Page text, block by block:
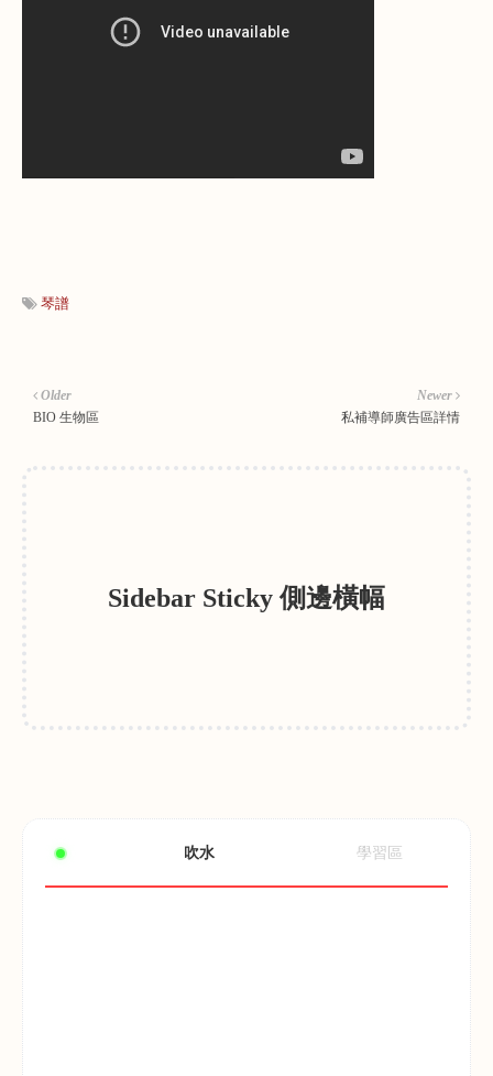
琴譜
Newer
私補導師廣告區詳情
Older
BIO 生物區
Sidebar Sticky 側邊橫幅
吹水 學習區